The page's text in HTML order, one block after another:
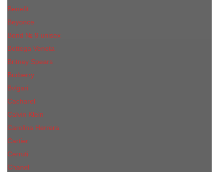
Benefit
Beyonce
Bond № 9 unisex
Bottega Veneta
Britney Spears
Burberry
Bvlgari
Cacharel
Calvin Klein
Carolina Herrera
Cartier
Cerruti
Сhanеl